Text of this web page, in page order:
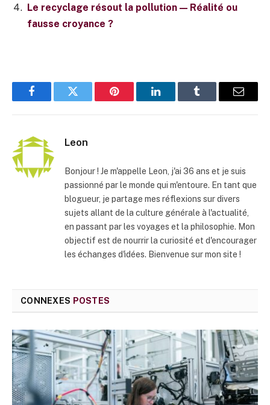
Le recyclage résout la pollution — Réalité ou
fausse croyance ?
FacebookTwitter Pinterest LinkedInTumblr
E-
Leon
Bonjour ! Je m'appelle Leon, j'ai 36 ans et je suis
passionné par le monde qui m'entoure. En tant que
blogueur, je partage mes réflexions sur divers
sujets allant de la culture générale à l'actualité,
en passant par les voyages et la philosophie. Mon
objectif est de nourrir la curiosité et d'encourager
les échanges d'idées. Bienvenue sur mon site !
CONNEXES POSTES